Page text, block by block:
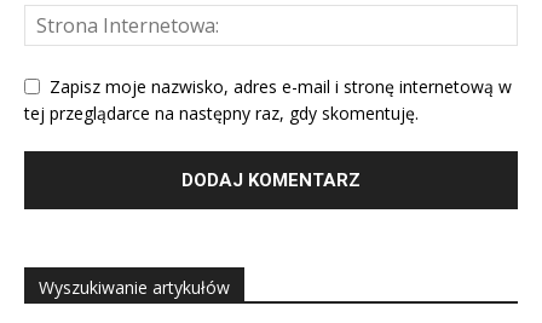
Zapisz moje nazwisko, adres e-mail i stronę internetową w
tej przeglądarce na następny raz, gdy skomentuję.
Wyszukiwanie artykułów